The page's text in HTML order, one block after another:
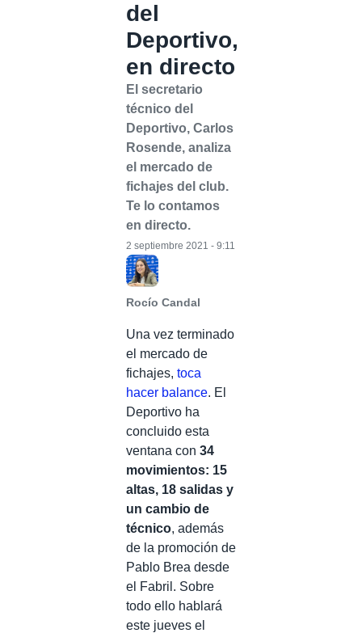
del
Deportivo,
en directo
El secretario
técnico del
Deportivo, Carlos
Rosende, analiza
el mercado de
fichajes del club.
Te lo contamos
en directo.
Rocío Candal
2 septiembre 2021 - 9:11
Una vez terminado
el mercado de
fichajes, toca
hacer balance. El
Deportivo ha
concluido esta
ventana con 34
movimientos: 15
altas, 18 salidas y
un cambio de
técnico, además
de la promoción de
Pablo Brea desde
el Fabril. Sobre
todo ello hablará
este jueves el